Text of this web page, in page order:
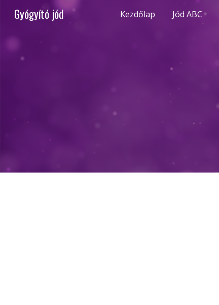
Gyógyító jód Kezdőlap Jód ABC